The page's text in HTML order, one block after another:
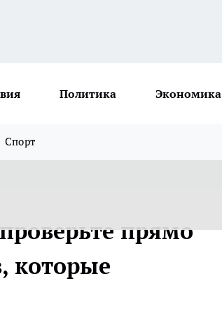
Политика Экономика
Спорт
прямо
которые